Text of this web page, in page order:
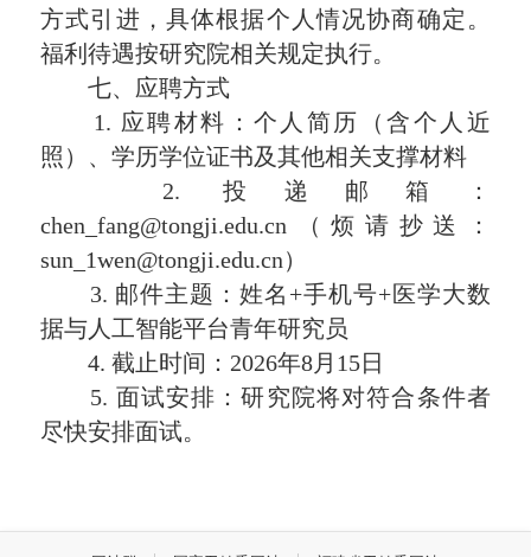
方式引进，具体根据个人情况协商确定。
福利待遇按研究院相关规定执行。
七、应聘方式
1. 应聘材料：个人简历（含个人近
照）、学历学位证书及其他相关支撑材料
2. 投递邮箱：
chen_fang@tongji.edu.cn（烦请抄送：
sun_1wen@tongji.edu.cn）
3. 邮件主题：姓名+手机号+医学大数
据与人工智能平台青年研究员
4.截止时间：2026年8月15日
5. 面试安排：研究院将对符合条件者
尽快安排面试。